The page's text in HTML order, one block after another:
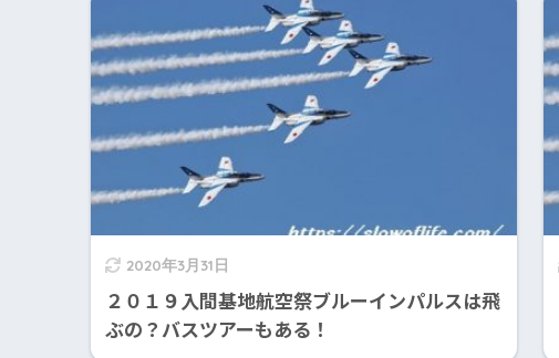
2020年3月31日
２０１９入間基地航空祭ブルーインパルスは飛
ぶの？バスツアーもある！